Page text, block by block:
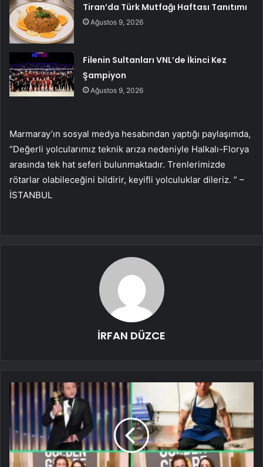
Tiran’da Türk Mutfağı Haftası Tanıtımı
Ağustos 9, 2026
Filenin Sultanları VNL’de İkinci Kez
Şampiyon
Ağustos 9, 2026
Marmaray’ın sosyal medya hesabından yaptığı paylaşımda,
“Değerli yolcularımız teknik arıza nedeniyle Halkalı-Florya
arasında tek hat seferi bulunmaktadır. Trenlerimizde
rötarlar olabileceğini bildirir, keyifli yolculuklar dileriz. ” –
İSTANBUL
İRFAN DÜZCE